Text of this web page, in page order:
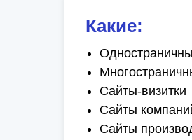
Какие:
Сайты-визитки
Сайты
Сайты